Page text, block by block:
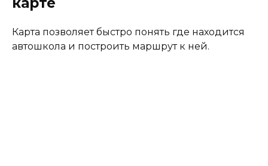
Карта позволяет быстро понять где находится
автошкола и построить маршрут к ней.